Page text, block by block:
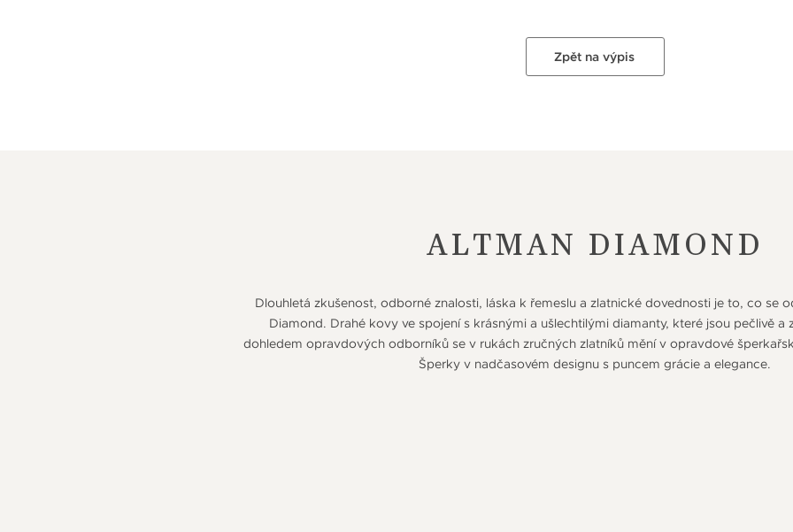
Zpět na výpis
ALTMAN DIAMOND
Dlouhletá zkušenost, odborné znalosti, láska k řemeslu a zlatnické dovednosti je to, co se
Diamond. Drahé kovy ve spojení s krásnými a ušlechtilými diamanty, které jsou pečlivě a
dohledem opravdových odborníků se v rukách zručných zlatníků mění v opravdové
Šperky v nadčasovém designu s puncem grácie a elegance.